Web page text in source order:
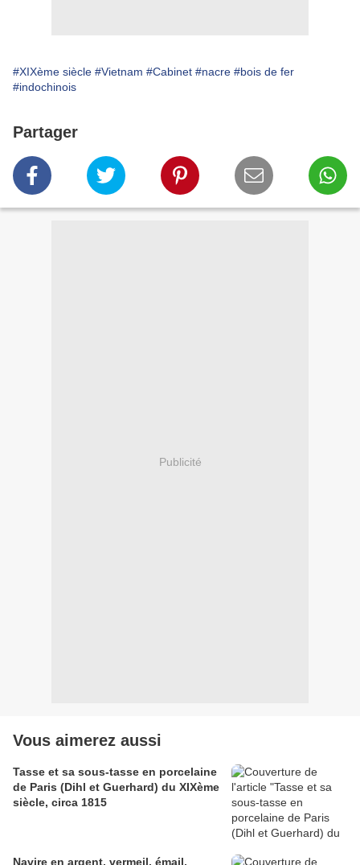
#XIXème siècle #Vietnam #Cabinet #nacre #bois de fer
#indochinois
Partager
Publicité
Vous aimerez aussi
Tasse et sa sous-tasse en porcelaine
de Paris (Dihl et Guerhard) du XIXème
siècle, circa 1815
Navire en argent, vermeil, émail,